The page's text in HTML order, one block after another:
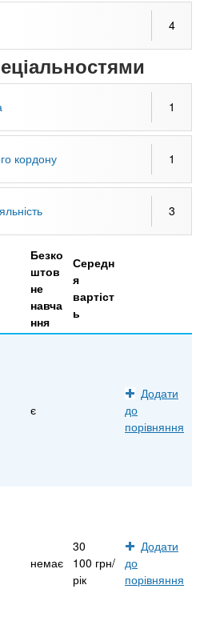
курси
4
1
кордону 1
3
Безко
штов
не
навча
ння
Середн
я
вартіст
ь
є
Додати
до
порівняння
немає
30
100 грн/
рік
Додати
до
порівняння